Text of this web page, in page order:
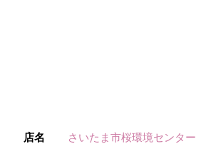
店名
さいたま市桜環境センター